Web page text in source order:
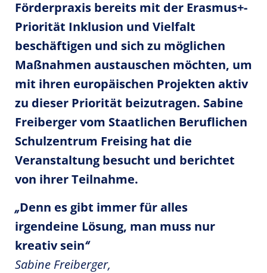
Förderpraxis bereits mit der Erasmus+-
Priorität Inklusion und Vielfalt
beschäftigen und sich zu möglichen
Maßnahmen austauschen möchten, um
mit ihren europäischen Projekten aktiv
zu dieser Priorität beizutragen. Sabine
Freiberger vom Staatlichen Beruflichen
Schulzentrum Freising hat die
Veranstaltung besucht und berichtet
von ihrer Teilnahme.
„Denn es gibt immer für alles
irgendeine Lösung, man muss nur
kreativ sein“
Sabine Freiberger,